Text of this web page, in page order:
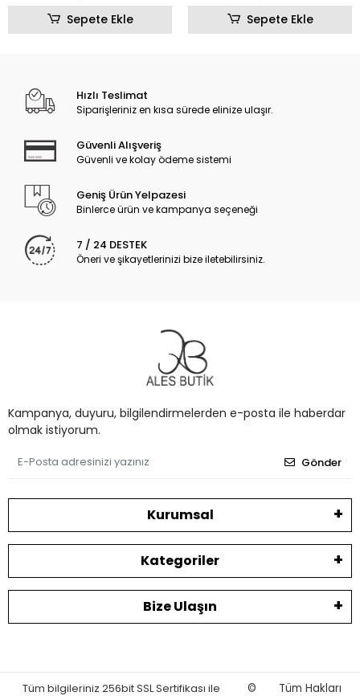
Sepete Ekle
Hızlı Teslimat
Siparişleriniz en kısa sürede elinize ulaşır.
Güvenli Alışveriş
Güvenli ve kolay ödeme sistemi
Geniş Ürün Yelpazesi
Binlerce ürün ve kampanya seçeneği
7 / 24 DESTEK
Öneri ve şikayetlerinizi bize iletebilirsiniz.
Kampanya, duyuru, bilgilendirmelerden e-posta ile haberdar
olmak istiyorum.
Gönder
Kurumsal
Kategoriler
Bize Ulaşın
Tüm bilgileriniz 256bit SSL Sertifikası ile
©
Tüm Hakları